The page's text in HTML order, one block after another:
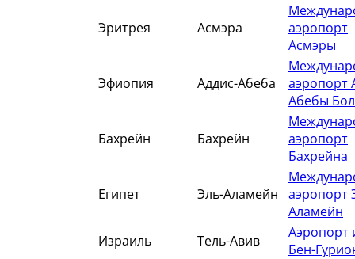
Эритрея Асмэра
аэропорт
Асмэры
Эфиопия Аддис-Абеба
аэропорт
Абебы
Бахрейн Бахрейн
аэропорт
Бахрейна
Египет Эль-Аламейн
аэропорт
Аламейн
Израиль
Тель-Авив
Аэропорт
Бен-